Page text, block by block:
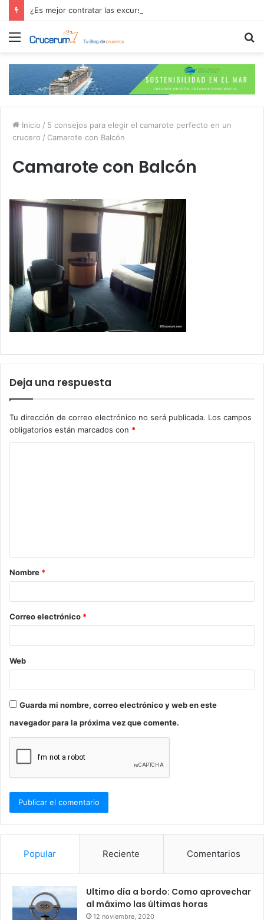
Menú
Inicio / 5 consejos para elegir el camarote perfecto en un
crucero / Camarote con Balcón
Camarote con Balcón
Deja una respuesta
Tu dirección de correo electrónico no será publicada. Los campos
obligatorios están marcados con *
a
r
*
Nombre *
Correo electrónico *
Web
Guarda mi nombre, correo electrónico y web en este
navegador para la próxima vez que comente.
Popular Reciente Comentarios
Ultimo día a bordo: Como aprovechar
al máximo las últimas horas
12 noviembre, 2020